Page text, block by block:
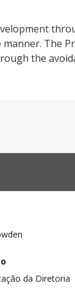
The
the
da Diretoria